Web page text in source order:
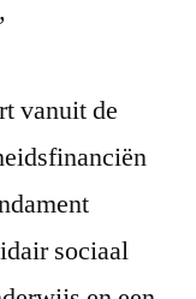
vanuit de
sociaal